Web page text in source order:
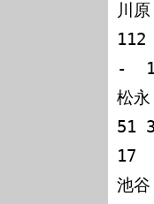
川
112
-
松
51
17
池